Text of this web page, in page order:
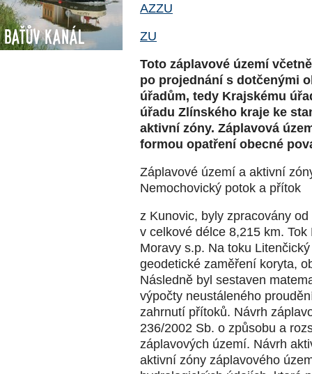
Baťův kanál
AZZU
ZU
Toto záplavové území
po projednání s dotčenými
úřadům, tedy Krajskému
úřadu Zlínského kraje ke
aktivní zóny. Záplavová
formou opatření obecné
Záplavové území a aktivní
Nemochovický potok a přítok
z Kunovic, byly zpracovány
v celkové délce 8,215 km.
Moravy s.p. Na toku
geodetické zaměření koryta,
Následně byl sestaven
výpočty neustáleného
zahrnutí přítoků. Návrh
236/2002 Sb. o způsobu a
záplavových území. Návrh
aktivní zóny záplavového